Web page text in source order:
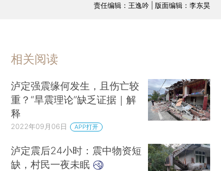
责任编辑：王逸吟 | 版面编辑：李东昊
相关阅读
泸定强震缘何发生，且伤亡较
重？“旱震理论”缺乏证据｜解
释
2022年09月06日 APP打开
泸定震后24小时：震中物资短
缺，村民一夜未眠